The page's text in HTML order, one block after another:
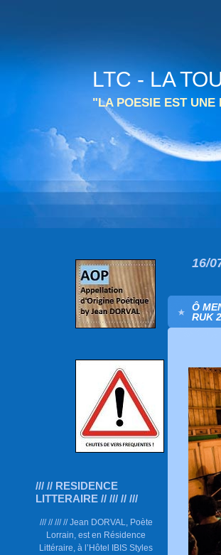
LTC - LA
"LA POESIE EST UNE
/// // RESIDENCE
LITTERAIRE // /// // ///
/// // /// // Jean DORVAL, Poète
Lorrain, est en Résidence
Littéraire, à l’Hôtel IBIS Styles
16/
Ô
RUK